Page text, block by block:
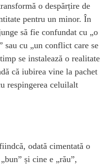
o despărțire de
pentru un minor. În
să fie confundat cu „o
sau cu „un conflict care se
se instalează o realitate
că iubirea vine la pachet
respingerea celuilalt
odată cimentată o
și cine e „rău”,